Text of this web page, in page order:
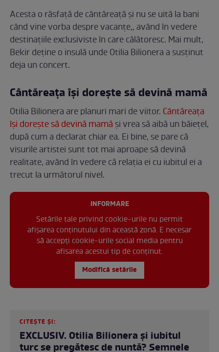
Acesta o răsfață de cântăreață și nu se uită la bani
când vine vorba despre vacanțe,, având în vedere
destinațiile exclusiviste în care călătoresc. Mai mult,
Bekir deține o insulă unde Otilia Bilionera a susținut
deja un concert.
Cântăreața își dorește să devină mamă
Otilia Bilionera are planuri mari de viitor. Cântăreața
își dorește să devină mamă și vrea să aibă un băiețel,
după cum a declarat chiar ea. Ei bine, se pare că
visurile artistei sunt tot mai aproape să devină
realitate, având în vedere că relația ei cu iubitul ei a
trecut la următorul nivel.
INFORMARE
Setările tale privind cookie-urile nu permit
afișarea conținutului din această zonă. E necesar
să accepți cookie-urile social media pentru
afisarea acestui tip de conținut.
Modifică setările
CITEȘTE ȘI:
EXCLUSIV. Otilia Bilionera și iubitul
turc se pregătesc de nuntă? Semnele